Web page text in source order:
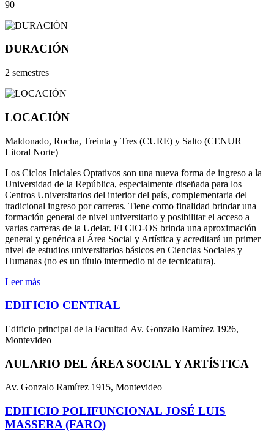
90
DURACIÓN
2 semestres
LOCACIÓN
Maldonado, Rocha, Treinta y Tres (CURE) y Salto (CENUR
Litoral Norte)
Los Ciclos Iniciales Optativos son una nueva forma de ingreso a la
Universidad de la República, especialmente diseñada para los
Centros Universitarios del interior del país, complementaria del
tradicional ingreso por carreras. Tiene como finalidad brindar una
formación general de nivel universitario y posibilitar el acceso a
varias carreras de la Udelar. El CIO-OS brinda una aproximación
general y genérica al Área Social y Artística y acreditará un primer
nivel de estudios universitarios básicos en Ciencias Sociales y
Humanas (no es un título intermedio ni de tecnicatura).
Leer más
EDIFICIO CENTRAL
Edificio principal de la Facultad Av. Gonzalo Ramírez 1926,
Montevideo
AULARIO DEL ÁREA SOCIAL Y ARTÍSTICA
Av. Gonzalo Ramírez 1915, Montevideo
EDIFICIO POLIFUNCIONAL JOSÉ LUIS
MASSERA (FARO)